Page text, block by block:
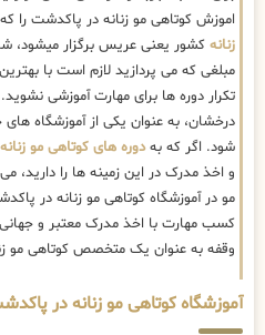
اموزش کوتاهی مو زنانه در پاکدشت را
زنانه کشور یعنی عریس برگزار میشود،
مبلغی که می پردازید لازم است با
تکرار دوره ها برای مهارت آموزشی
درخشان، به عنوان یکی از آموزشگاه
شود. اگر که بهدوره های کوتاهی مو زنانه
و اخذ مدرک در این زمینه ها را دارید،
مو در آموزشگاه کوتاهی مو زنانه در
کسب مهارت با اخذ مدرک معتبر و
وقفه به عنوان یک متخصص کوتاهی مو
آموزشگاه کوتاهی مو زنانه در